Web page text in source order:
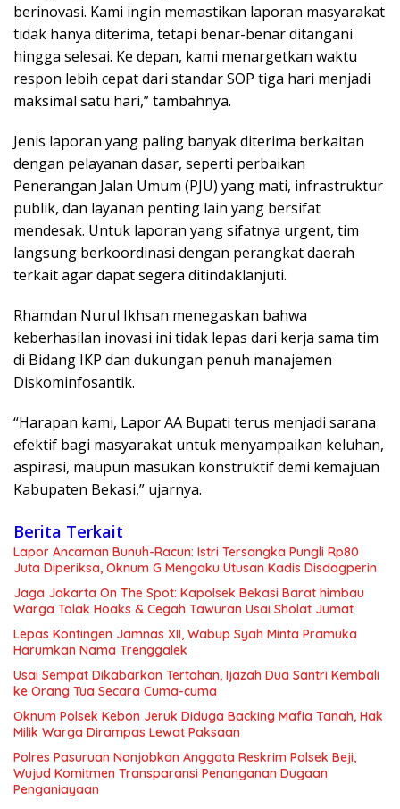
berinovasi. Kami ingin memastikan laporan masyarakat
tidak hanya diterima, tetapi benar-benar ditangani
hingga selesai. Ke depan, kami menargetkan waktu
respon lebih cepat dari standar SOP tiga hari menjadi
maksimal satu hari,” tambahnya.
Jenis laporan yang paling banyak diterima berkaitan
dengan pelayanan dasar, seperti perbaikan
Penerangan Jalan Umum (PJU) yang mati, infrastruktur
publik, dan layanan penting lain yang bersifat
mendesak. Untuk laporan yang sifatnya urgent, tim
langsung berkoordinasi dengan perangkat daerah
terkait agar dapat segera ditindaklanjuti.
Rhamdan Nurul Ikhsan menegaskan bahwa
keberhasilan inovasi ini tidak lepas dari kerja sama tim
di Bidang IKP dan dukungan penuh manajemen
Diskominfosantik.
“Harapan kami, Lapor AA Bupati terus menjadi sarana
efektif bagi masyarakat untuk menyampaikan keluhan,
aspirasi, maupun masukan konstruktif demi kemajuan
Kabupaten Bekasi,” ujarnya.
Berita Terkait
Lapor Ancaman Bunuh-Racun: Istri Tersangka Pungli Rp80
Juta Diperiksa, Oknum G Mengaku Utusan Kadis Disdagperin
Jaga Jakarta On The Spot: Kapolsek Bekasi Barat himbau
Warga Tolak Hoaks & Cegah Tawuran Usai Sholat Jumat
Lepas Kontingen Jamnas XII, Wabup Syah Minta Pramuka
Harumkan Nama Trenggalek
Usai Sempat Dikabarkan Tertahan, Ijazah Dua Santri Kembali
ke Orang Tua Secara Cuma-cuma
Oknum Polsek Kebon Jeruk Diduga Backing Mafia Tanah, Hak
Milik Warga Dirampas Lewat Paksaan
Polres Pasuruan Nonjobkan Anggota Reskrim Polsek Beji,
Wujud Komitmen Transparansi Penanganan Dugaan
Penganiayaan